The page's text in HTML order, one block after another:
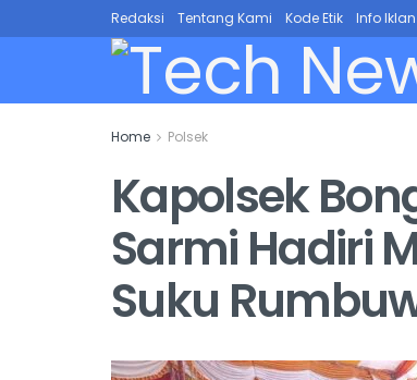
Redaksi Tentang Kami Kode Etik Info Iklan
Home Polsek
Kapolsek
Sarmi Hadiri
Suku